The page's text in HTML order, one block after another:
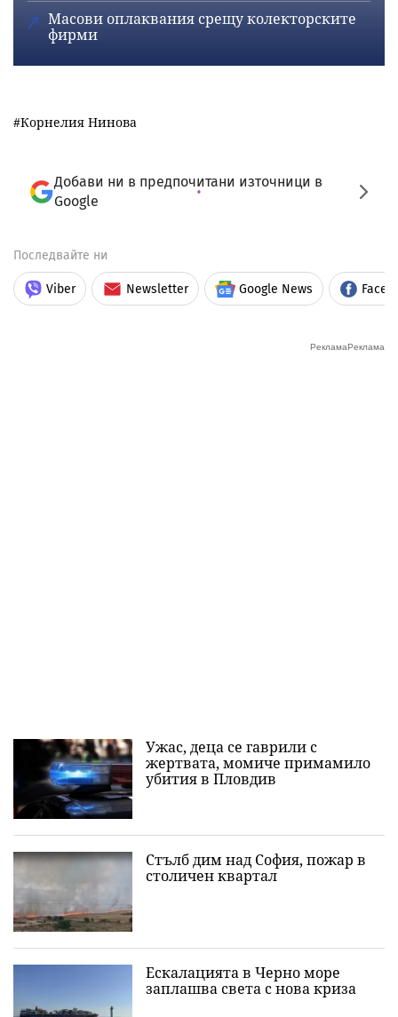
Масови оплаквания срещу колекторските
фирми
Корнелия Нинова
Добави ни в предпочитани източници в
Google
Последвайте ни
Viber Newsletter Google News
Ужас, деца се гаврили с
жертвата, момиче примамило
убития в Пловдив
Стълб дим над София, пожар в
столичен квартал
Ескалацията в Черно море
заплашва света с нова криза